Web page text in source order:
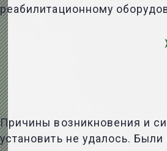
реабилитационному
Причины возникновения и
установить не удалось.